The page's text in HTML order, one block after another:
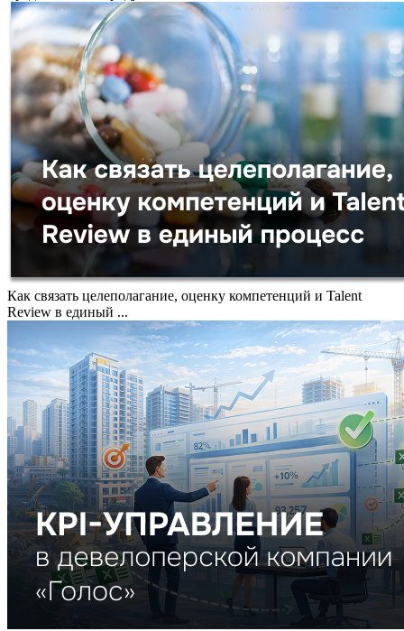
Как связать целеполагание, оценку компетенций и Talent
Review в единый ...